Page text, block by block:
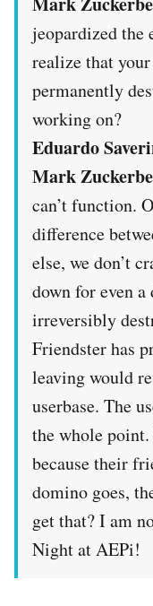
jeopardized the
realize that
permanently
working on?
Eduardo
Mark
can’t function.
difference
else, we don’t
down for even
irreversibly
Friendster has
leaving would
userbase. The
the whole
because their
domino goes,
get that? I am
Night at AEPi!